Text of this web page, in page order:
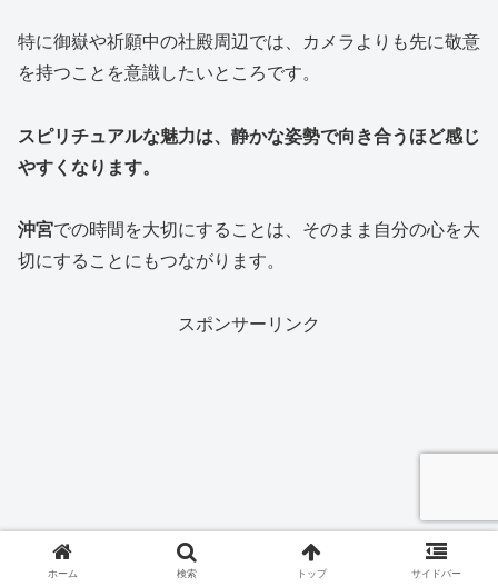
特に御嶽や祈願中の社殿周辺では、カメラよりも先に敬意
を持つことを意識したいところです。
スピリチュアルな魅力は、静かな姿勢で向き合うほど感じ
やすくなります。
沖宮での時間を大切にすることは、そのまま自分の心を大
切にすることにもつながります。
スポンサーリンク
ホーム 検索 トップ サイドバー